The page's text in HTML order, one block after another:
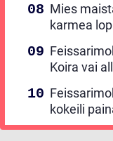
Mies
karmea
Koira vai
kokeili